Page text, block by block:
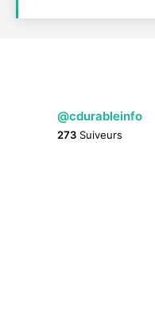
@cdurableinfo
273 Suiveurs